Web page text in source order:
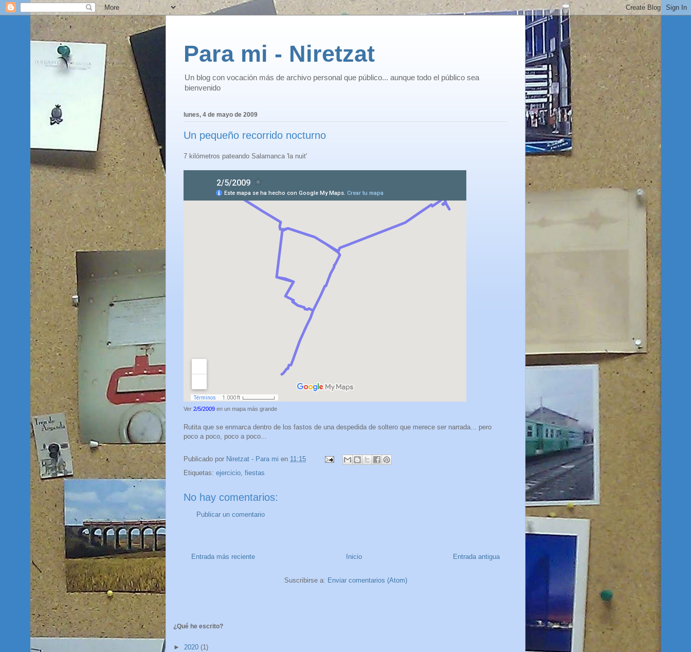
Para mi - Niretzat
Un blog con vocación más de archivo personal que público... aunque todo el público sea
bienvenido
lunes, 4 de mayo de 2009
Un pequeño recorrido nocturno
7 kilómetros pateando Salamanca 'la nuit'
Ver 2/5/2009 en un mapa más grande
Rutita que se enmarca dentro de los fastos de una despedida de soltero que merece ser narrada... pero
poco a poco, poco a poco...
Publicado por Niretzat - Para mi en 11:15
Etiquetas: ejercicio fiestas
No hay comentarios:
Publicar un comentario
Entrada más reciente Entrada antigua
Inicio
Suscribirse a: Enviar comentarios (Atom)
¿Qué he escrito?
► 2020 (1)